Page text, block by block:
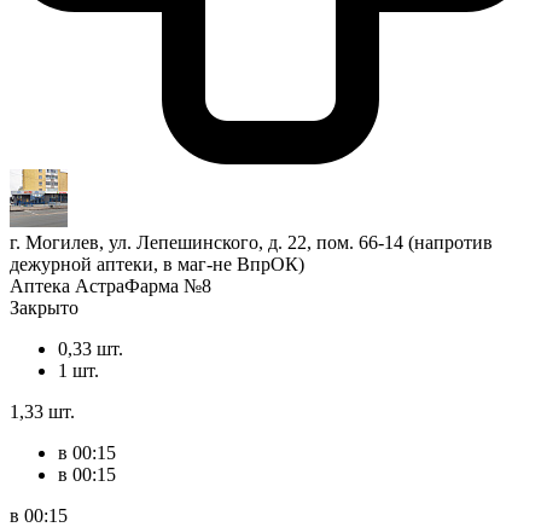
г. Могилев, ул. Лепешинского, д. 22, пом. 66-14 (напротив
дежурной аптеки, в маг-не ВпрОК)
Аптека АстраФарма №8
Закрыто
0,33 шт.
1 шт.
1,33 шт.
в 00:15
в 00:15
в 00:15